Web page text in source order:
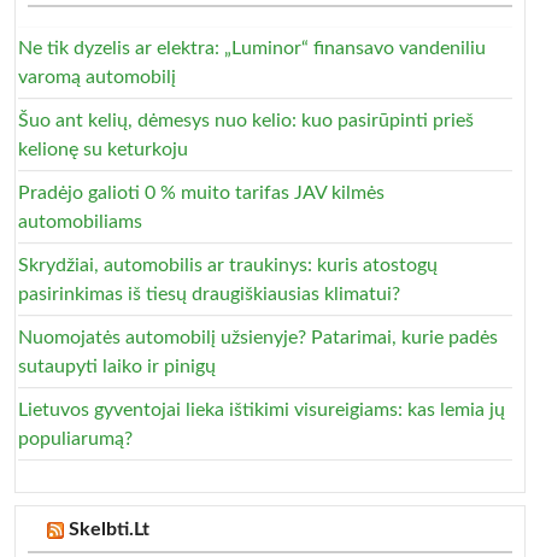
Ne tik dyzelis ar elektra: „Luminor“ finansavo vandeniliu
varomą automobilį
Šuo ant kelių, dėmesys nuo kelio: kuo pasirūpinti prieš
kelionę su keturkoju
Pradėjo galioti 0 % muito tarifas JAV kilmės
automobiliams
Skrydžiai, automobilis ar traukinys: kuris atostogų
pasirinkimas iš tiesų draugiškiausias klimatui?
Nuomojatės automobilį užsienyje? Patarimai, kurie padės
sutaupyti laiko ir pinigų
Lietuvos gyventojai lieka ištikimi visureigiams: kas lemia jų
populiarumą?
Skelbti.Lt